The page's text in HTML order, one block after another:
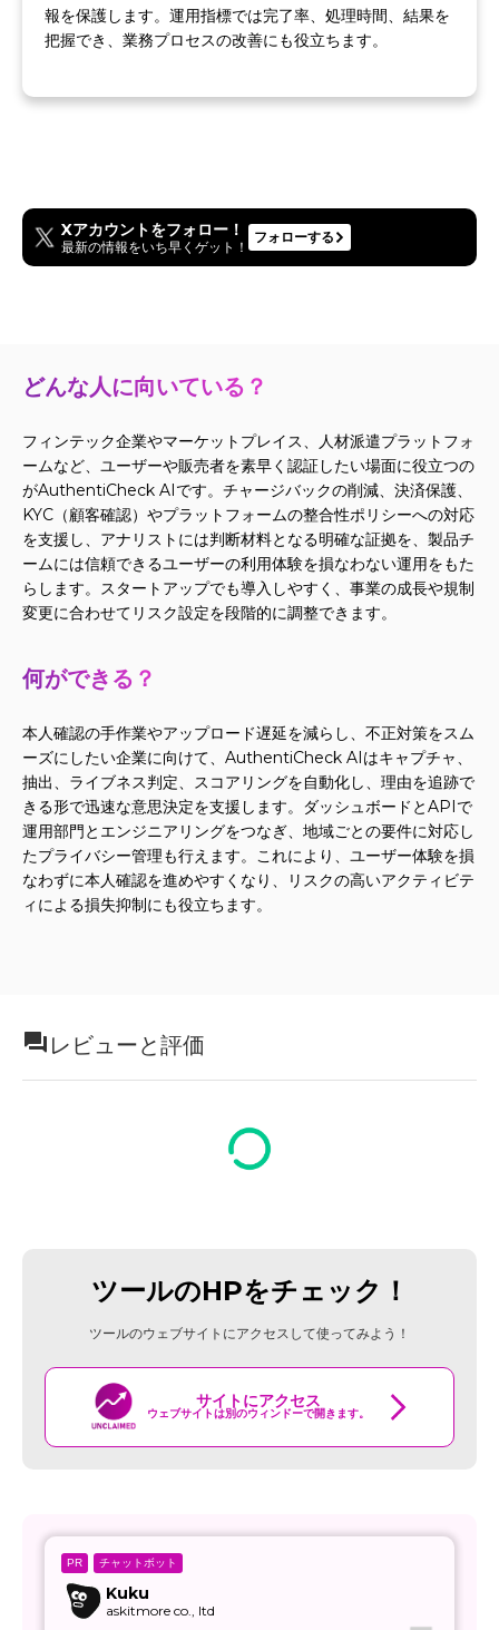
報を保護します。運用指標では完了率、処理時間、結果を
把握でき、業務プロセスの改善にも役立ちます。
Xアカウントをフォロー！
最新の情報をいち早くゲット！
フォローする
どんな人に向いている？
フィンテック企業やマーケットプレイス、人材派遣プラットフォ
ームなど、ユーザーや販売者を素早く認証したい場面に役立つの
がAuthentiCheck AIです。チャージバックの削減、決済保護、
KYC（顧客確認）やプラットフォームの整合性ポリシーへの対応
を支援し、アナリストには判断材料となる明確な証拠を、製品チ
ームには信頼できるユーザーの利用体験を損なわない運用をもた
らします。スタートアップでも導入しやすく、事業の成長や規制
変更に合わせてリスク設定を段階的に調整できます。
何ができる？
本人確認の手作業やアップロード遅延を減らし、不正対策をスム
ーズにしたい企業に向けて、AuthentiCheck AIはキャプチャ、
抽出、ライブネス判定、スコアリングを自動化し、理由を追跡で
きる形で迅速な意思決定を支援します。ダッシュボードとAPIで
運用部門とエンジニアリングをつなぎ、地域ごとの要件に対応し
たプライバシー管理も行えます。これにより、ユーザー体験を損
なわずに本人確認を進めやすくなり、リスクの高いアクティビテ
ィによる損失抑制にも役立ちます。
レビューと評価
ツールのHPをチェック！
ツールのウェブサイトにアクセスして使ってみよう！
サイトにアクセス
ウェブサイトは別のウィンドーで開きます。
PR チャットボット
Kuku
askitmore co., ltd